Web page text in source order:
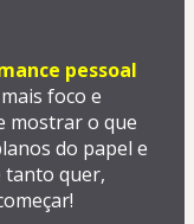
pessoal
foco e
mostrar o que
do papel e
tanto quer,